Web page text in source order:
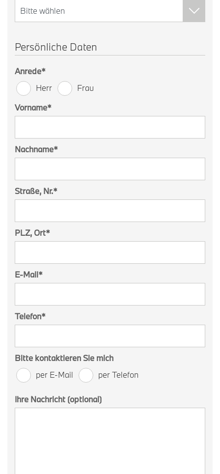
Persönliche Daten
Anrede*
Herr
Frau
Vorname*
Nachname*
Straße, Nr.*
PLZ, Ort*
E-Mail*
Telefon*
Bitte kontaktieren Sie mich
per E-Mail
per Telefon
Ihre Nachricht (optional)